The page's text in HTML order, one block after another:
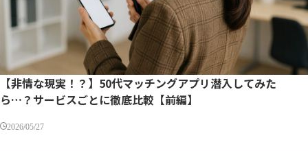
【非情な現実！？】50代マッチングアプリ潜入してみた
ら…？サービスごとに徹底比較【前編】
2026/05/27